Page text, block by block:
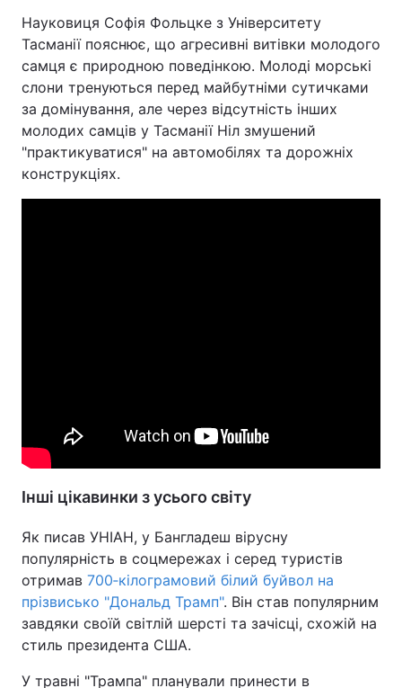
Науковиця Софія Фольцке з Університету
Тасманії пояснює, що агресивні витівки молодого
самця є природною поведінкою. Молоді морські
слони тренуються перед майбутніми сутичками
за домінування, але через відсутність інших
молодих самців у Тасманії Ніл змушений
"практикуватися" на автомобілях та дорожніх
конструкціях.
Інші цікавинки з усього світу
Як писав УНІАН, у Бангладеш вірусну
популярність в соцмережах і серед туристів
отримав 700‑кілограмовий білий буйвол на
прізвисько "Дональд Трамп". Він став популярним
завдяки своїй світлій шерсті та зачісці, схожій на
стиль президента США.
У травні "Трампа" планували принести в